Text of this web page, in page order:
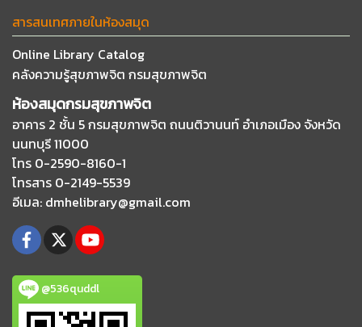
สารสนเทศภายในห้องสมุด
Online Library Catalog
คลังความรู้สุขภาพจิต กรมสุขภาพจิต
ห้องสมุดกรมสุขภาพจิต
อาคาร 2 ชั้น 5 กรมสุขภาพจิต ถนนติวานนท์ อำเภอเมือง จังหวัด
นนทบุรี 11000
โทร 0-2590-8160-1
โทรสาร 0-2149-5539
อีเมล: dmhelibrary@gmail.com
@536quddl